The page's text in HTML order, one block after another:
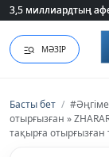
3,5 миллиардтың
3,5 миллиардтың
МӘЗІР
Басты бет /
отырғызған »
тақырға отырғызған